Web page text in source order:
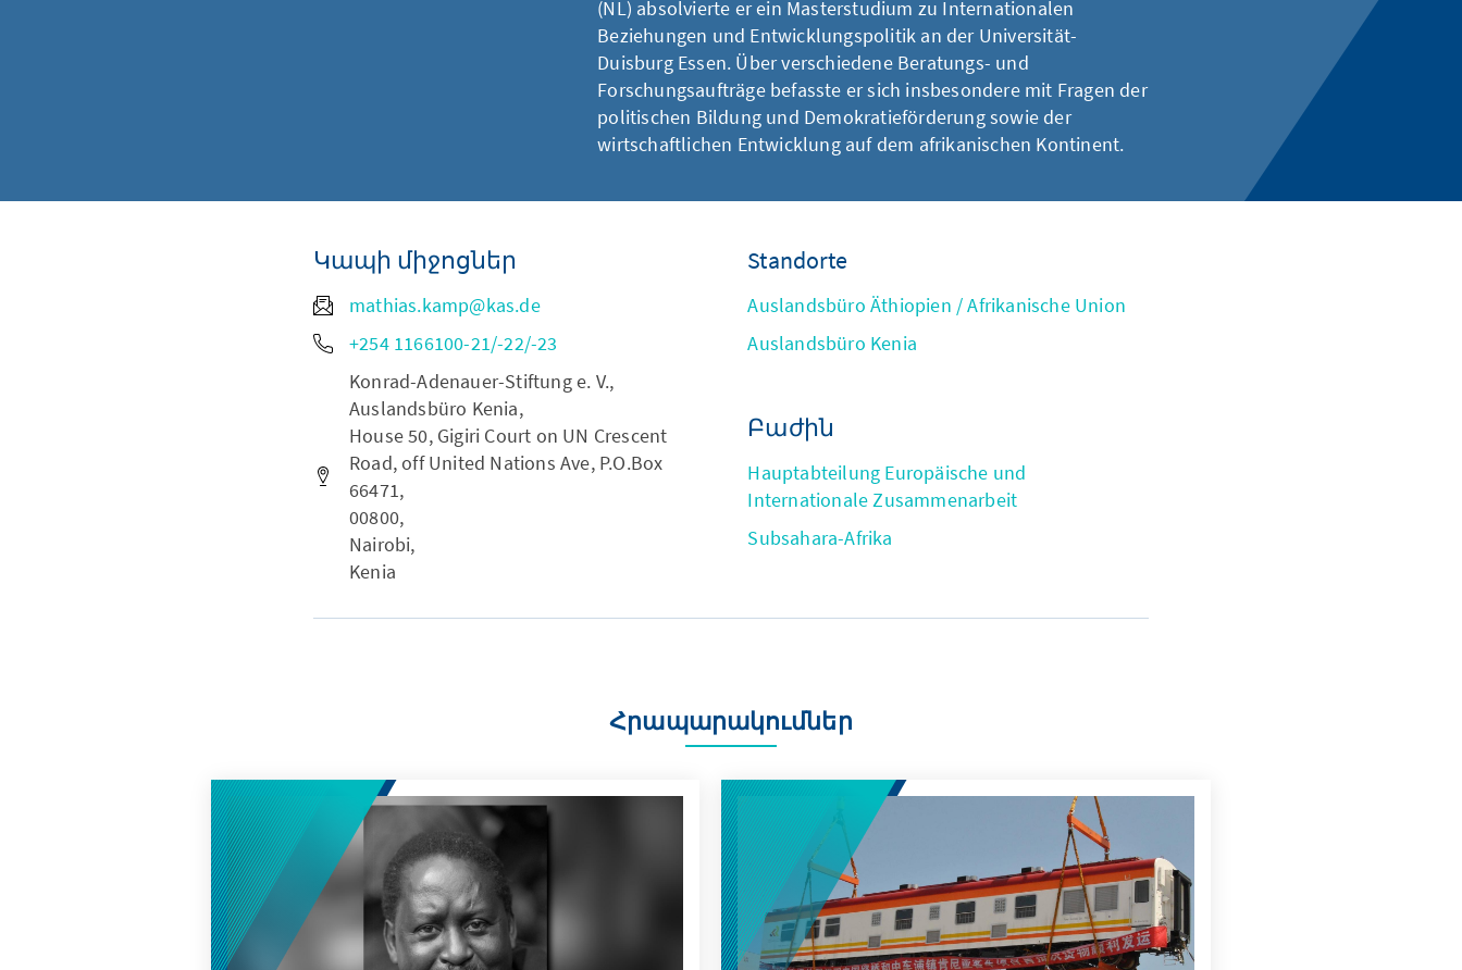
(NL) absolvierte er ein Masterstudium zu Internationalen
Beziehungen und Entwicklungspolitik an der Universität-
Duisburg Essen. Über verschiedene Beratungs- und
Forschungsaufträge befasste er sich insbesondere mit Fragen der
politischen Bildung und Demokratieförderung sowie der
wirtschaftlichen Entwicklung auf dem afrikanischen Kontinent.
Կապի միջոցներ
mathias.kamp@kas.de
+254 1166100-21/-22/-23
Konrad-Adenauer-Stiftung e. V.,
Auslandsbüro Kenia,
House 50, Gigiri Court on UN Crescent
Road, off United Nations Ave, P.O.Box
66471,
00800,
Nairobi,
Kenia
Standorte
Auslandsbüro Äthiopien / Afrikanische Union
Auslandsbüro Kenia
Բաժին
Hauptabteilung Europäische und
Internationale Zusammenarbeit
Subsahara-Afrika
Հրապարակումներ